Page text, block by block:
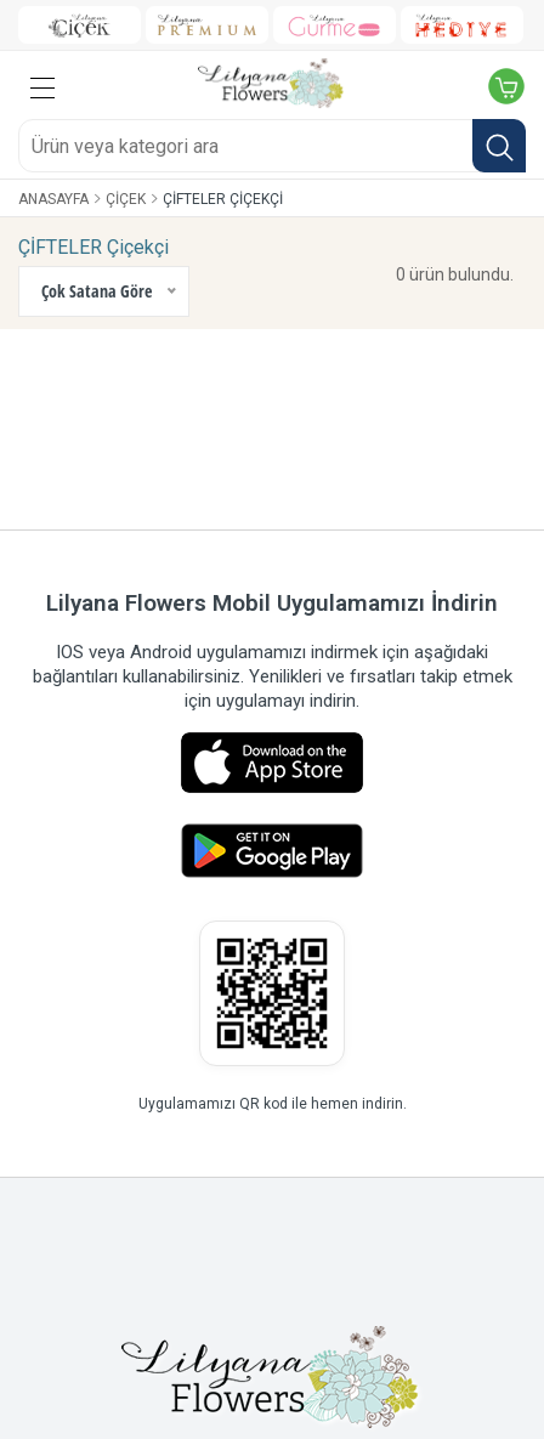
ANASAYFA ÇIÇEK ÇİFTELER ÇIÇEKÇI
ÇİFTELER Çiçekçi
Çok Satana Göre
0 ürün bulundu.
Lilyana Flowers Mobil Uygulamamızı İndirin
IOS veya Android uygulamamızı indirmek için aşağıdaki
bağlantıları kullanabilirsiniz. Yenilikleri ve fırsatları takip etmek
için uygulamayı indirin.
Uygulamamızı QR kod ile hemen indirin.